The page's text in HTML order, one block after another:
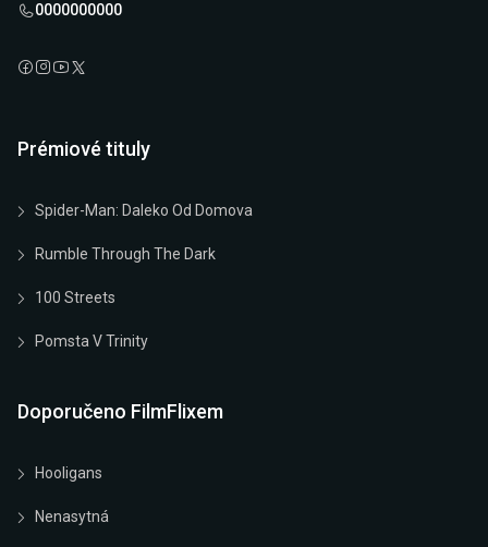
0000000000
Prémiové tituly
Spider-Man: Daleko Od Domova
Rumble Through The Dark
100 Streets
Pomsta V Trinity
Doporučeno FilmFlixem
Hooligans
Nenasytná